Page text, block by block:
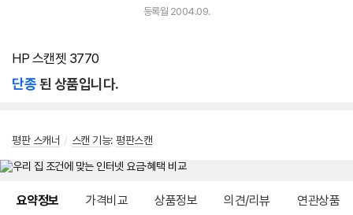
등록월 2004.09.
HP 스캔젯 3770
단종된 상품입니다.
평판 스캐너 / 스캔 기능: 평판스캔
요약정보 가격비교 상품정보 의견/리뷰 연관상품